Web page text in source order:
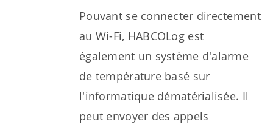
Pouvant se connecter directement
au Wi-Fi, HABCOLog est
également un système d'alarme
de température basé sur
l'informatique dématérialisée. Il
peut envoyer des appels